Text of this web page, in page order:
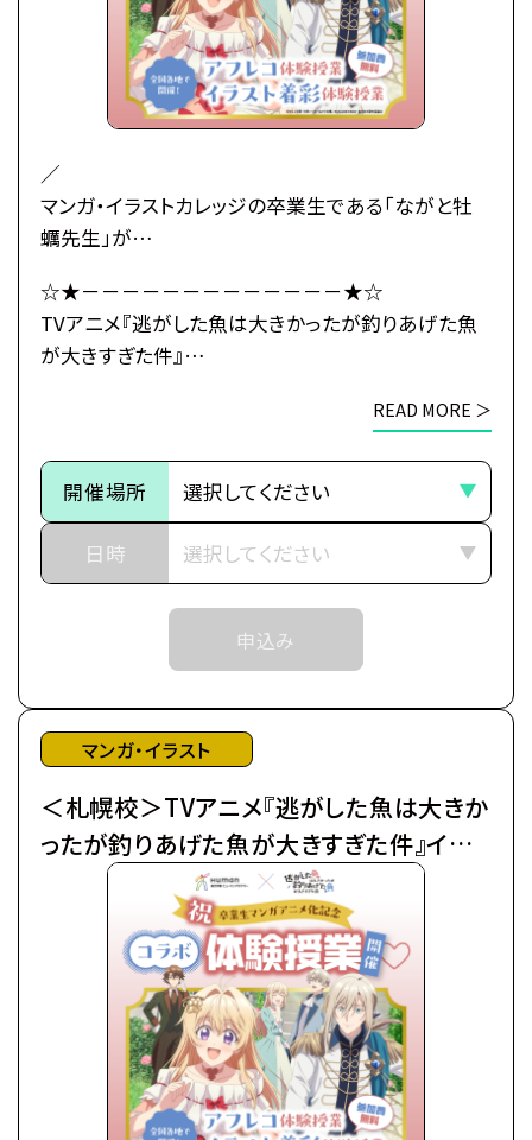
初対面の王子レナートから身に覚えのない婚約破棄
を宣言されてしまう――！
婚約もしていないのに婚約破棄されたマリーアの婚
活の行方とは…！？
武闘派令嬢のドタバタラブコメディ開幕！
●注意事項
※定員数は校舎毎に異なります。
そのため、ご予約状況により、
抽選等の対応をさせていただく場合がございます。
それまでは予約完了しておりませんので
予めご了承ください。
※中学生以上の方が対象となります。
／
マンガ・イラストカレッジの卒業生である「ながと牡
蠣先生」が
TVアニメ『逃がした魚は大きかったが釣りあげた魚
が大きすぎた件』とタイアップ！
＼
本格的なイラスト着彩授業をプロ講師が丁寧にサポ
ートします。
☆★－－－－－－－－－－－－－★☆
TVアニメ『逃がした魚は大きかったが釣りあげた魚
が大きすぎた件』
■作品紹介
「……それはいきなりの婚約破棄で幕を開けた」
武道の名家であるアンノヴァッツィ公爵家の令嬢マリ
末っ子ながらに「武術の才能」を見出され、跡取りと
して育てられた。
しかし、弟が生まれたことにより急遽その役目を降り
ることに…。
父からなるべく優良物件の婿を探せと命じられたも
のの、
ムーロ王国内の目ぼしい貴族子息たちはすでに予約
そこで遠縁の親戚 アイーダを頼って隣国のルビーニ
留学し婚活に励んでいたところ、王立学園の卒業パ
ーティーの場で
初対面の王子レナートから身に覚えのない婚約破棄
を宣言されてしまう――！
婚約もしていないのに婚約破棄されたマリーアの婚
READ MORE ＞
開催場所
日時
申込み
マンガ・イラスト
＜札幌校＞TVアニメ『逃がした魚は大きか
ったが釣りあげた魚が大きすぎた件』イラ
スト着彩体験授業